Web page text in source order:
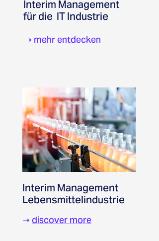
Interim Management
für die IT Industrie
➝ mehr entdecken
Interim Management
Lebensmittelindustrie
➝ discover more